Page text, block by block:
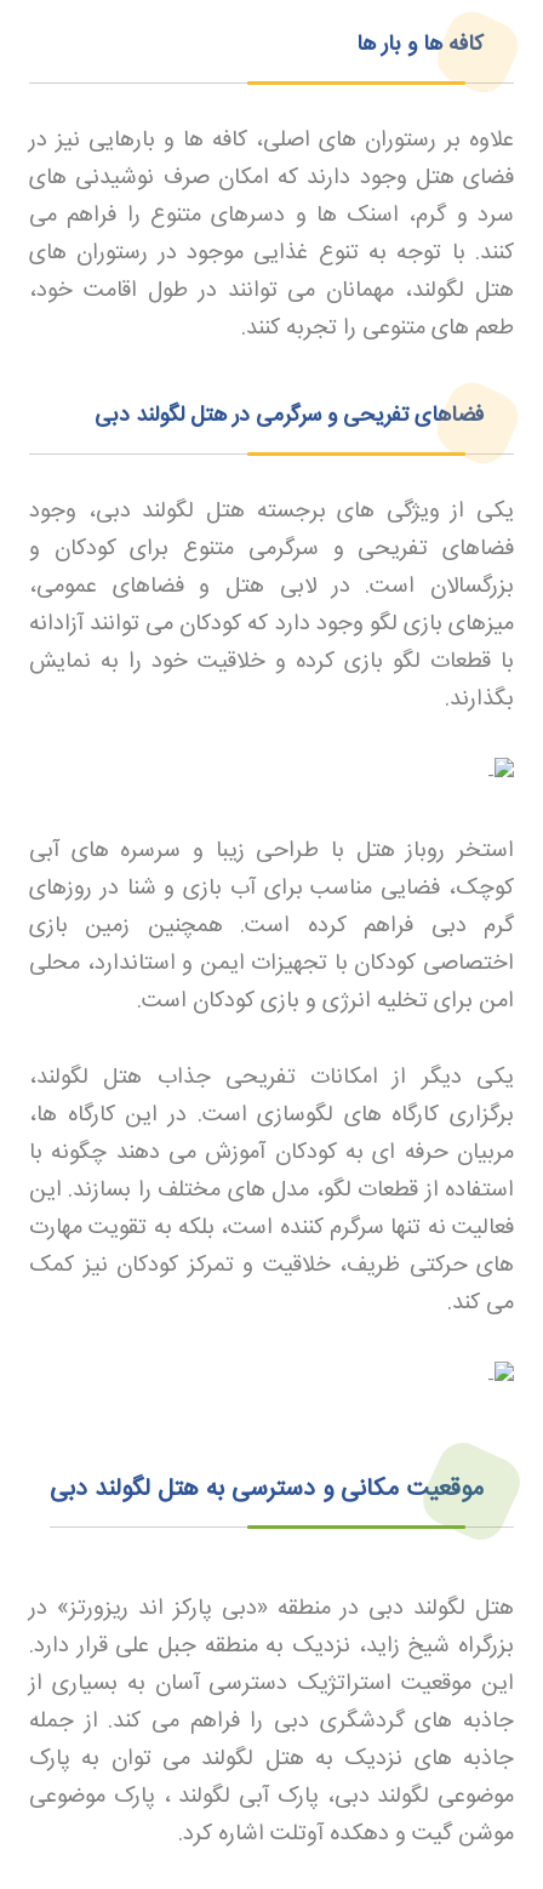
کافه ها و بار ها
علاوه بر رستوران های اصلی، کافه ها و بارهایی نیز در
فضای هتل وجود دارند که امکان صرف نوشیدنی های
سرد و گرم، اسنک ها و دسرهای متنوع را فراهم می
کنند. با توجه به تنوع غذایی موجود در رستوران های
هتل لگولند، مهمانان می توانند در طول اقامت خود،
طعم های متنوعی را تجربه کنند.
فضاهای تفریحی و سرگرمی در هتل لگولند دبی
یکی از ویژگی های برجسته هتل لگولند دبی، وجود
فضاهای تفریحی و سرگرمی متنوع برای کودکان و
بزرگسالان است. در لابی هتل و فضاهای عمومی،
میزهای بازی لگو وجود دارد که کودکان می توانند آزادانه
با قطعات لگو بازی کرده و خلاقیت خود را به نمایش
بگذارند.
استخر روباز هتل با طراحی زیبا و سرسره های آبی
کوچک، فضایی مناسب برای آب بازی و شنا در روزهای
گرم دبی فراهم کرده است. همچنین زمین بازی
اختصاصی کودکان با تجهیزات ایمن و استاندارد، محلی
امن برای تخلیه انرژی و بازی کودکان است.
یکی دیگر از امکانات تفریحی جذاب هتل لگولند،
برگزاری کارگاه های لگوسازی است. در این کارگاه ها،
مربیان حرفه ای به کودکان آموزش می دهند چگونه با
استفاده از قطعات لگو، مدل های مختلف را بسازند. این
فعالیت نه تنها سرگرم کننده است، بلکه به تقویت مهارت
های حرکتی ظریف، خلاقیت و تمرکز کودکان نیز کمک
می کند.
موقعیت مکانی و دسترسی به هتل لگولند دبی
هتل لگولند دبی در منطقه «دبی پارکز اند ریزورتز» در
بزرگراه شیخ زاید، نزدیک به منطقه جبل علی قرار دارد.
این موقعیت استراتژیک دسترسی آسان به بسیاری از
جاذبه های گردشگری دبی را فراهم می کند. از جمله
جاذبه های نزدیک به هتل لگولند می توان به پارک
موضوعی لگولند دبی، پارک آبی لگولند ، پارک موضوعی
موشن گیت و دهکده آوتلت اشاره کرد.